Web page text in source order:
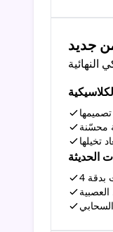
جديد
محسّنة
تخيلها